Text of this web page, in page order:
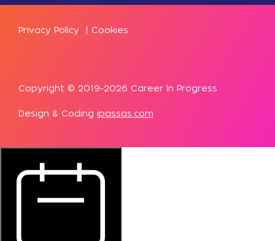
Copyright © 2019-2026 Career In Progress
Design & Coding ipassas.com
Privacy Policy Cookies